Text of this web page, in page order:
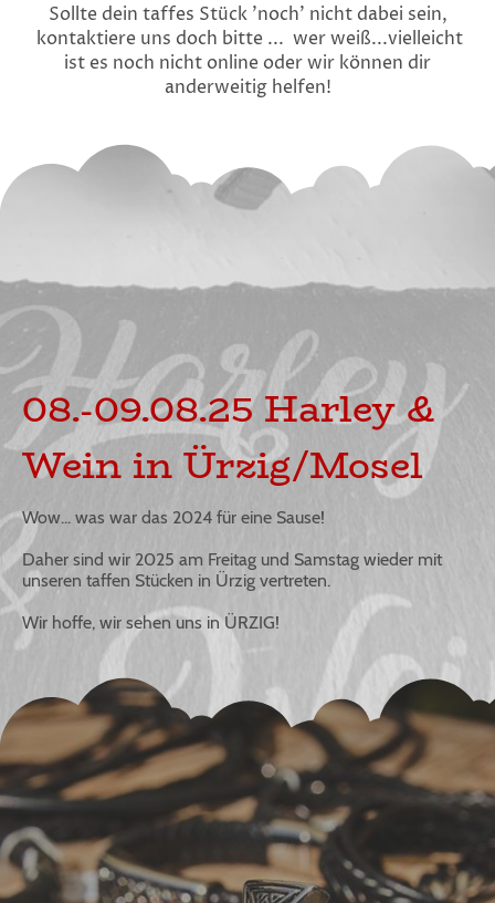
Sollte dein taffes Stück 'noch' nicht dabei sein,
kontaktiere uns doch bitte ... wer weiß...vielleicht
ist es noch nicht online oder wir können dir
anderweitig helfen!
08.-09.08.25 Harley &
Wein in Ürzig/Mosel
Wow... was war das 2024 für eine Sause!
Daher sind wir 2025 am Freitag und Samstag wieder mit
unseren taffen Stücken in Ürzig vertreten.
Wir hoffe, wir sehen uns in ÜRZIG!